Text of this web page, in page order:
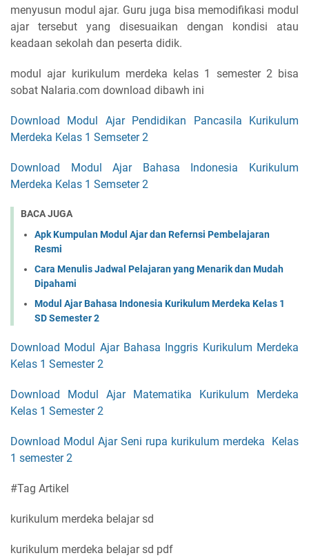
menyusun modul ajar. Guru juga bisa memodifikasi modul
ajar tersebut yang disesuaikan dengan kondisi atau
keadaan sekolah dan peserta didik.
modul ajar kurikulum merdeka kelas 1 semester 2 bisa
sobat Nalaria.com download dibawh ini
Download Modul Ajar Pendidikan Pancasila Kurikulum
Merdeka Kelas 1 Semseter 2
Download Modul Ajar Bahasa Indonesia Kurikulum
Merdeka Kelas 1 Semseter 2
BACA JUGA
Apk Kumpulan Modul Ajar dan Refernsi Pembelajaran
Resmi
Cara Menulis Jadwal Pelajaran yang Menarik dan Mudah
Dipahami
Modul Ajar Bahasa Indonesia Kurikulum Merdeka Kelas 1
SD Semester 2
Download Modul Ajar Bahasa Inggris Kurikulum Merdeka
Kelas 1 Semester 2
Download Modul Ajar Matematika Kurikulum Merdeka
Kelas 1 Semester 2
Download Modul Ajar Seni rupa kurikulum merdeka Kelas
1 semester 2
#Tag Artikel
kurikulum merdeka belajar sd
kurikulum merdeka belajar sd pdf